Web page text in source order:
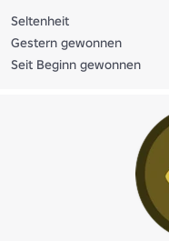
Seltenheit
Gestern gewonnen
Seit Beginn gewonnen